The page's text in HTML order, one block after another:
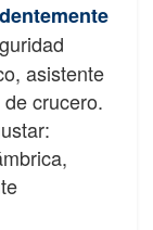
asistente
crucero.